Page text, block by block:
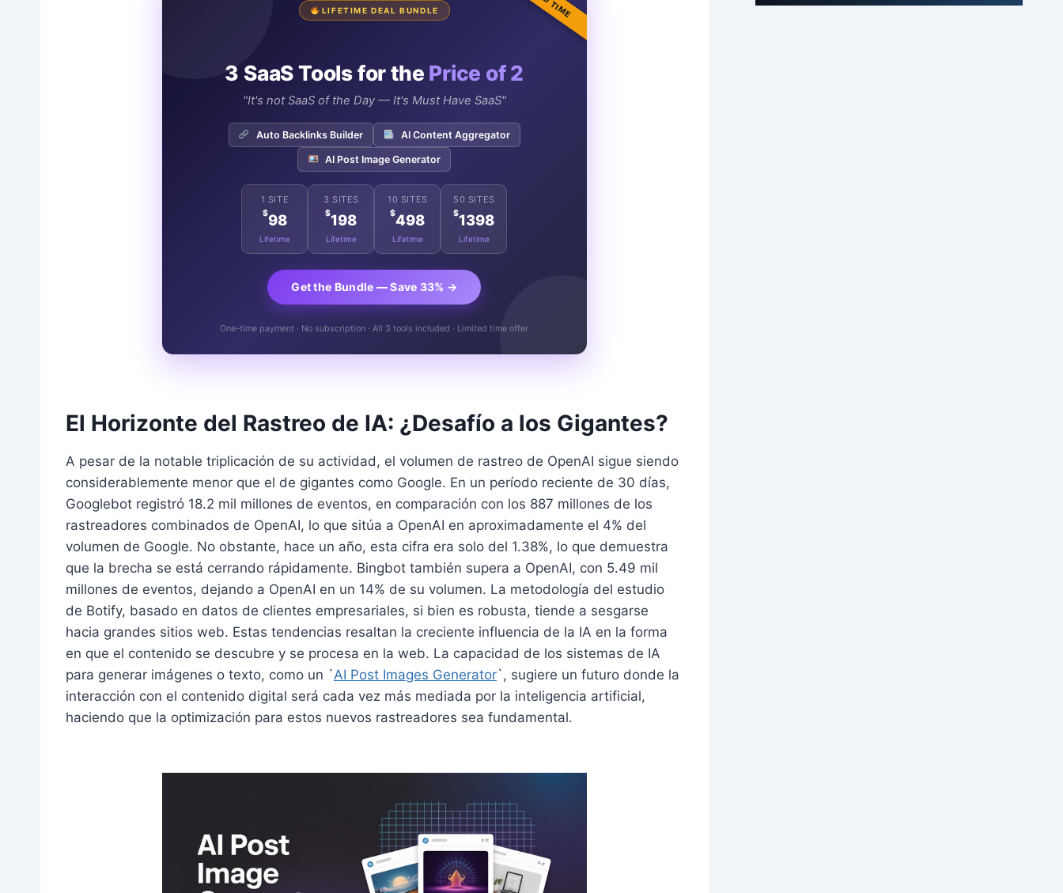
LIFETIME DEAL BUNDLE
3 SaaS Tools for the Price of 2
"It's not SaaS of the Day — It's Must Have SaaS"
Auto Backlinks Builder AI Content Aggregator
AI Post Image Generator
1 SITE
$98
Lifetime
3 SITES
$198
Lifetime
10 SITES
$498
Lifetime
50 SITES
$1398
Lifetime
Get the Bundle — Save 33% →
One-time payment · No subscription · All 3 tools included · Limited time offer
El Horizonte del Rastreo de IA: ¿Desafío a los Gigantes?
A pesar de la notable triplicación de su actividad, el volumen de rastreo de OpenAI sigue siendo
considerablemente menor que el de gigantes como Google. En un período reciente de 30 días,
Googlebot registró 18.2 mil millones de eventos, en comparación con los 887 millones de los
rastreadores combinados de OpenAI, lo que sitúa a OpenAI en aproximadamente el 4% del
volumen de Google. No obstante, hace un año, esta cifra era solo del 1.38%, lo que demuestra
que la brecha se está cerrando rápidamente. Bingbot también supera a OpenAI, con 5.49 mil
millones de eventos, dejando a OpenAI en un 14% de su volumen. La metodología del estudio
de Botify, basado en datos de clientes empresariales, si bien es robusta, tiende a sesgarse
hacia grandes sitios web. Estas tendencias resaltan la creciente influencia de la IA en la forma
en que el contenido se descubre y se procesa en la web. La capacidad de los sistemas de IA
para generar imágenes o texto, como un `AI Post Images Generator`, sugiere un futuro donde la
interacción con el contenido digital será cada vez más mediada por la inteligencia artificial,
haciendo que la optimización para estos nuevos rastreadores sea fundamental.